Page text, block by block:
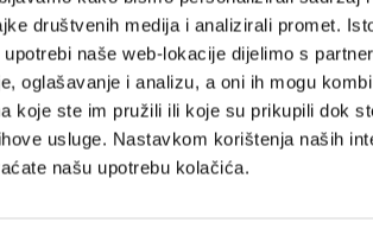
društvenih medija i analizirali promet.
naše web-lokacije dijelimo s
oglašavanje i analizu, a oni ih mogu
koje ste im pružili ili koje su prikupili dok
usluge. Nastavkom korištenja naših
našu upotrebu kolačića.
Kaštelima
organizira 3 kostimirane